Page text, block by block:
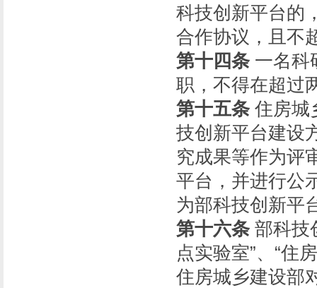
科技创新平台的
合作协议，且不
第十四条 一名科
职，不得在超过
第十五条 住房城
技创新平台建设
究成果等作为评
平台，并进行公
为部科技创新平
第十六条 部科技
点实验室”、“住
住房城乡建设部